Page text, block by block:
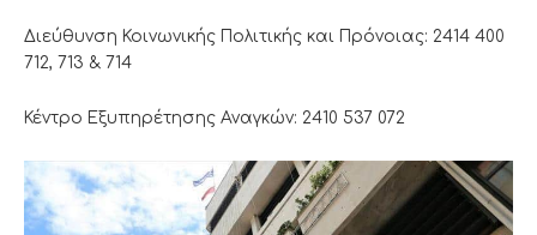
Διεύθυνση Κοινωνικής Πολιτικής και Πρόνοιας: 2414 400
712, 713 & 714
Κέντρο Εξυπηρέτησης Αναγκών: 2410 537 072